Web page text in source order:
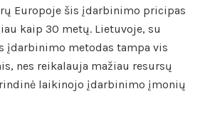
Europoje šis įdarbinimo pricipas
kaip 30 metų. Lietuvoje, su
įdarbinimo metodas tampa vis
nes reikalauja mažiau resursų
laikinojo įdarbinimo įmonių